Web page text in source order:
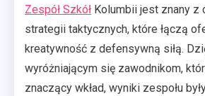
Zespół Szkół Kolumbii jest znany z
strategii taktycznych, które łączą
kreatywność z defensywną siłą.
wyróżniającym się zawodnikom,
znaczący wkład, wyniki zespołu